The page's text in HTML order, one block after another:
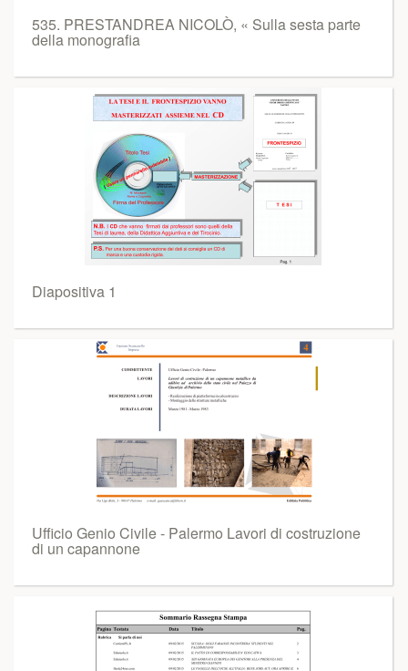
535. PRESTANDREA NICOLÒ, « Sulla sesta parte
della monografia
Diapositiva 1
Ufficio Genio Civile - Palermo Lavori di costruzione
di un capannone